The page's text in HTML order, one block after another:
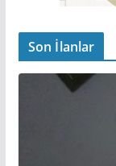
Son İlanlar